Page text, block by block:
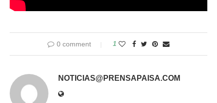
0 comment 1
NOTICIAS@PRENSAPAISA.COM